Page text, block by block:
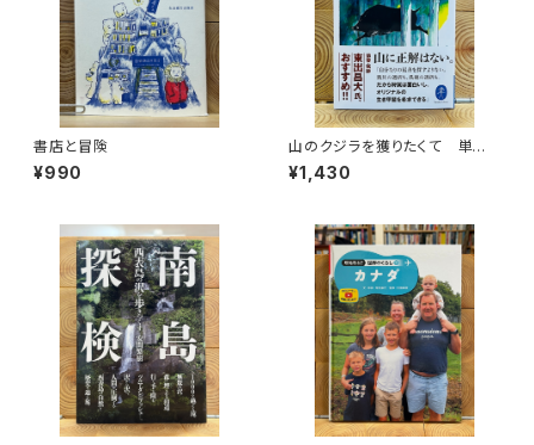
書店と冒険
¥990
山のクジラを獲りたくて 単独
忍び猟記（文庫版）
¥1,430